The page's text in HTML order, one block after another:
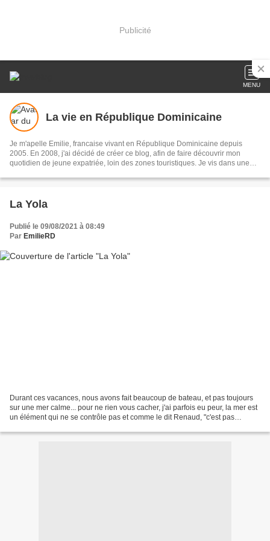
Publicité
MENU
La vie en République Dominicaine
Je m'apelle Emilie, francaise vivant en République Dominicaine depuis
2005. En 2008, j'ai décidé de créer ce blog, afin de faire découvrir mon
quotidien de jeune expatriée, loin des zones touristiques. Je vis dans une
j'adore jouer à la touriste le temps d'une journée, un week-end ou plus si le
montrer quelques facettes moins connues de mon île d'adoption. Des idées
ma vie en République Dominicaine! Pour toute information (question,
commentaire, partenariat), vous pouvez me contacter via le formulaire ou par
mail: lavieenrepubliquedominicaine@gmail.com. Je ferai mon possible pour
La Yola
Publié le 09/08/2021 à 08:49
Par EmilieRD
Durant ces vacances, nous avons fait beaucoup de bateau, et pas toujours
sur une mer calme... pour ne rien vous cacher, j'ai parfois eu peur, la mer est
un élément qui ne se contrôle pas et comme le dit Renaud, "c'est pas